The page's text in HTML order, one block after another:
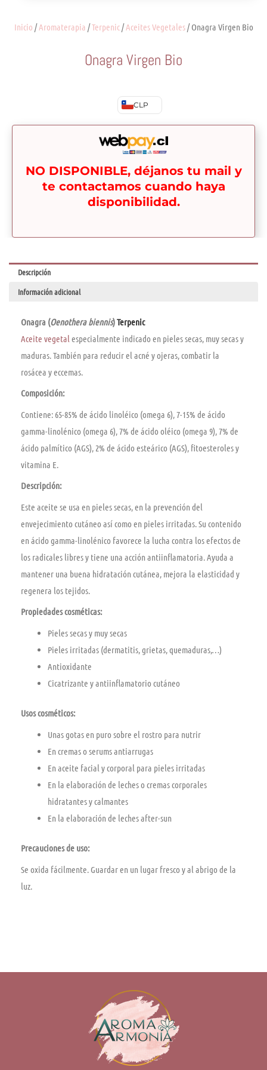
Inicio /Aromaterapia /Terpenic/Aceites Vegetales/ Onagra Virgen Bio
Onagra Virgen Bio
CLP
NO DISPONIBLE, déjanos tu mail y
te contactamos cuando haya
disponibilidad.
Descripción
Información adicional
Onagra (Oenothera biennis)Terpenic
Aceite vegetal especialmente indicado en pieles secas, muy secas y
maduras. También para reducir el acné y ojeras, combatir la
rosácea y eccemas.
Composición:
Contiene: 65-85% de ácido linoléico (omega 6), 7-15% de ácido
gamma-linolénico (omega 6), 7% de ácido oléico (omega 9), 7% de
ácido palmí­tico (AGS), 2% de ácido esteárico (AGS), fitoesteroles y
vitamina E.
Descripción:
Este aceite se usa en pieles secas, en la prevención del
envejecimiento cutáneo así­ como en pieles irritadas. Su contenido
en ácido gamma-linolénico favorece la lucha contra los efectos de
los radicales libres y tiene una acción antiinflamatoria. Ayuda a
mantener una buena hidratación cutánea, mejora la elasticidad y
regenera los tejidos.
Propiedades cosméticas:
Pieles secas y muy secas
Pieles irritadas (dermatitis, grietas, quemaduras,…)
Antioxidante
Cicatrizante y antiinflamatorio cutáneo
Usos cosméticos:
Unas gotas en puro sobre el rostro para nutrir
En cremas o serums antiarrugas
En aceite facial y corporal para pieles irritadas
En la elaboración de leches o cremas corporales
hidratantes y calmantes
En la elaboración de leches after-sun
Precauciones de uso:
Se oxida fácilmente. Guardar en un lugar fresco y al abrigo de la
luz.